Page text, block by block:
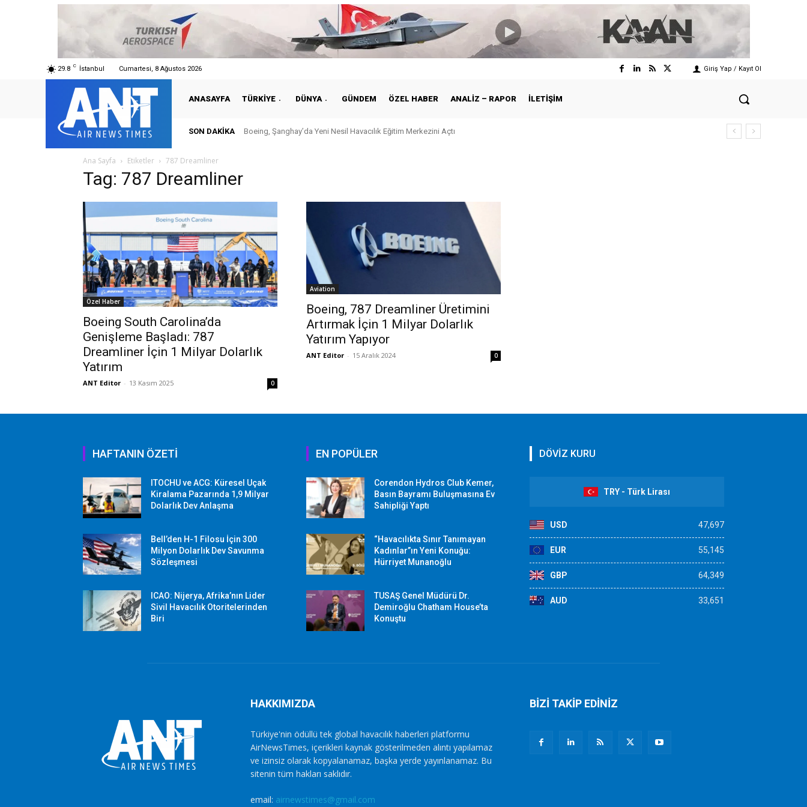
29.8 C İstanbul Cumartesi, 8 Ağustos 2026 Giriş Yap / Kayıt Ol
ANASAYFA TÜRKIYE DÜNYA GÜNDEM ÖZEL HABER ANALIZ – RAPOR İLETIŞIM
SON DAKIKA Boeing, Şanghay’da Yeni Nesil Havacılık Eğitim Merkezini Açtı
Ana Sayfa Etiketler 787 Dreamliner
Tag: 787 Dreamliner
Özel Haber
Boeing South Carolina’da
Genişleme Başladı: 787
Dreamliner İçin 1 Milyar Dolarlık
Yatırım
ANT Editor - 13 Kasım 2025 0
Aviation
Boeing, 787 Dreamliner Üretimini
Artırmak İçin 1 Milyar Dolarlık
Yatırım Yapıyor
ANT Editor - 15 Aralık 2024 0
HAFTANIN ÖZETİ
ITOCHU ve ACG: Küresel Uçak
Kiralama Pazarında 1,9 Milyar
Dolarlık Dev Anlaşma
Bell’den H-1 Filosu İçin 300
Milyon Dolarlık Dev Savunma
Sözleşmesi
ICAO: Nijerya, Afrika’nın Lider
Sivil Havacılık Otoritelerinden
Biri
EN POPÜLER
Corendon Hydros Club Kemer,
Basın Bayramı Buluşmasına Ev
Sahipliği Yaptı
“Havacılıkta Sınır Tanımayan
Kadınlar”ın Yeni Konuğu:
Hürriyet Munanoğlu
TUSAŞ Genel Müdürü Dr.
Demiroğlu Chatham House’ta
Konuştu
DÖVİZ KURU
TRY - Türk Lirası
USD 47,697
EUR 55,145
GBP 64,349
AUD 33,651
HAKKIMIZDA
Türkiye'nin ödüllü tek global havacılık haberleri platformu
AirNewsTimes, içerikleri kaynak gösterilmeden alıntı yapılamaz
ve izinsiz olarak kopyalanamaz, başka yerde yayınlanamaz. Bu
sitenin tüm hakları saklıdır.
email: airnewstimes@gmail.com
BİZİ TAKİP EDİNİZ